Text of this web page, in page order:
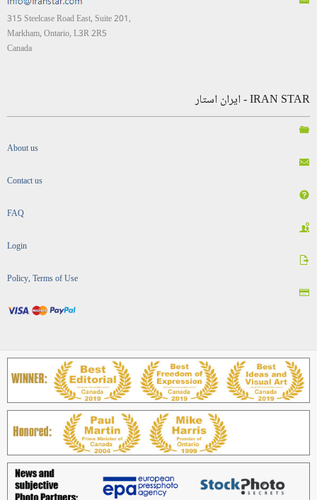
315 Steelcase Road East, Suite 201,
Markham, Ontario, L3R 2R5
Canada
IRAN STAR - ایران استار
About us
Contact us
FAQ
Login
Policy, Terms of Use